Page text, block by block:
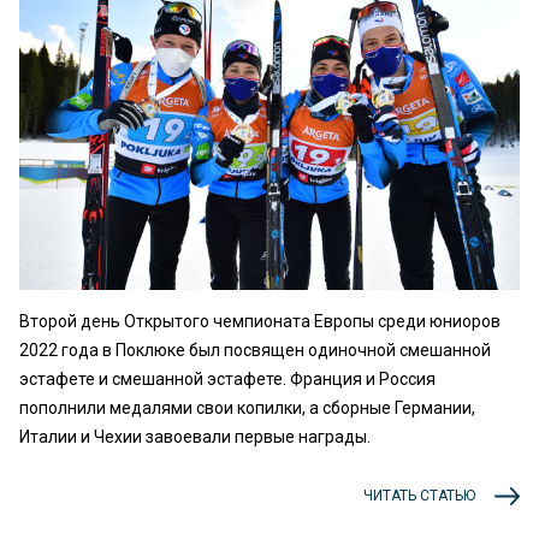
Второй день Открытого чемпионата Европы среди юниоров
2022 года в Поклюке был посвящен одиночной смешанной
эстафете и смешанной эстафете. Франция и Россия
пополнили медалями свои копилки, а сборные Германии,
Италии и Чехии завоевали первые награды.
ЧИТАТЬ СТАТЬЮ